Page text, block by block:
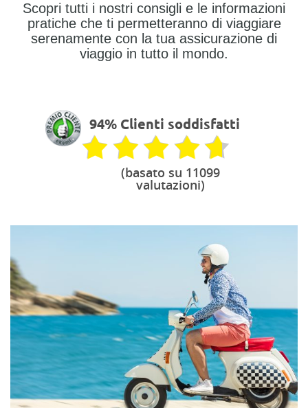
Scopri tutti i nostri consigli e le informazioni
pratiche che ti permetteranno di viaggiare
serenamente con la tua assicurazione di
viaggio in tutto il mondo.
94% Clienti soddisfatti
(basato su 11099
valutazioni)